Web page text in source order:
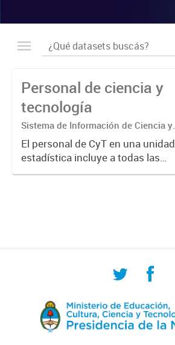
Personal de ciencia y
tecnología
Sistema de Información de Ciencia y
Tecnología Argentino (SICYTAR)
El personal de CyT en una unidad
estadística incluye a todas las
personas involucradas